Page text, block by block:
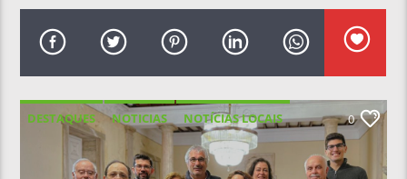
DESTAQUES NOTICIAS
NOTÍCIAS LOCAIS
NOTÍCIAS NACIONAIS
0